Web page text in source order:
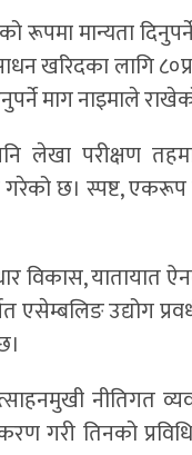
रूपमा मान्यता
खरिदका लागि
माग नाइमाले
लेखा परीक्षण
छ। स्पष्ट,
विकास,
उद्योग
गरी तिनको